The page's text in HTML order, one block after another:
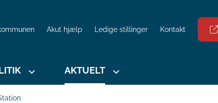
Akut hjælp Ledige stillinger Kontakt
AKTUELT